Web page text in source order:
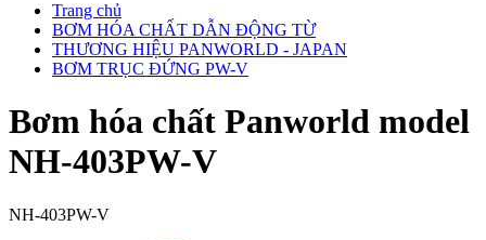
Trang chủ
BƠM HÓA CHẤT DẪN ĐỘNG TỪ
THƯƠNG HIỆU PANWORLD - JAPAN
BƠM TRỤC ĐỨNG PW-V
Bơm hóa chất Panworld model
NH-403PW-V
NH-403PW-V